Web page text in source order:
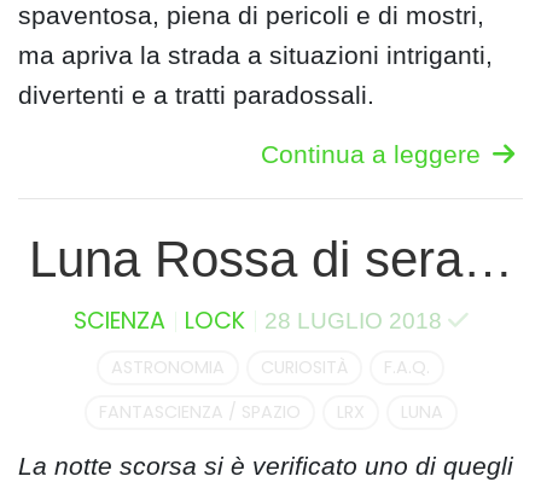
spaventosa, piena di pericoli e di mostri,
ma apriva la strada a situazioni intriganti,
divertenti e a tratti paradossali.
Continua a leggere
Luna Rossa di sera…
SCIENZA LOCK 28 LUGLIO 2018
ASTRONOMIA CURIOSITÀ
F.A.Q.
FANTASCIENZA / SPAZIO
LRX LUNA
La notte scorsa si è verificato uno di quegli